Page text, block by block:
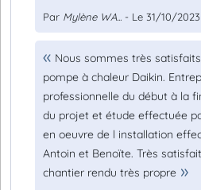
Par Mylène WA... - Le 31/10/2023
Nous sommes très
pompe à chaleur Daikin.
professionnelle du début à la
du projet et étude effectuée
en oeuvre de l installation
Antoin et Benoïte. Très
chantier rendu très propre